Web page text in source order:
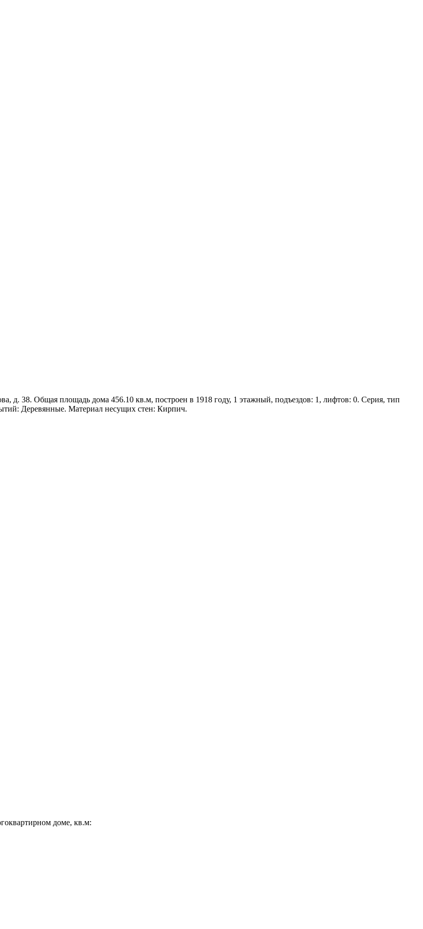
д. 38. Общая площадь дома 456.10 кв.м, построен в 1918 году, 1 этажный, подъездов: 1, лифтов: 0. Серия, тип
Деревянные. Материал несущих стен: Кирпич.
доме, кв.м: